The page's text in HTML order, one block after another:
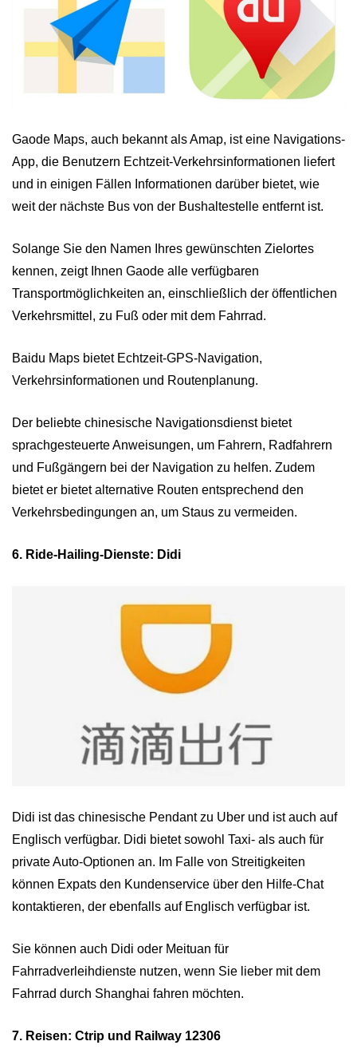
Gaode Maps, auch bekannt als Amap, ist eine Navigations-
App, die Benutzern Echtzeit-Verkehrsinformationen liefert
und in einigen Fällen Informationen darüber bietet, wie
weit der nächste Bus von der Bushaltestelle entfernt ist.
Solange Sie den Namen Ihres gewünschten Zielortes
kennen, zeigt Ihnen Gaode alle verfügbaren
Transportmöglichkeiten an, einschließlich der öffentlichen
Verkehrsmittel, zu Fuß oder mit dem Fahrrad.
Baidu Maps bietet Echtzeit-GPS-Navigation,
Verkehrsinformationen und Routenplanung.
Der beliebte chinesische Navigationsdienst bietet
sprachgesteuerte Anweisungen, um Fahrern, Radfahrern
und Fußgängern bei der Navigation zu helfen. Zudem
bietet er bietet alternative Routen entsprechend den
Verkehrsbedingungen an, um Staus zu vermeiden.
6. Ride-Hailing-Dienste: Didi
Didi ist das chinesische Pendant zu Uber und ist auch auf
Englisch verfügbar. Didi bietet sowohl Taxi- als auch für
private Auto-Optionen an. Im Falle von Streitigkeiten
können Expats den Kundenservice über den Hilfe-Chat
kontaktieren, der ebenfalls auf Englisch verfügbar ist.
Sie können auch Didi oder Meituan für
Fahrradverleihdienste nutzen, wenn Sie lieber mit dem
Fahrrad durch Shanghai fahren möchten.
7. Reisen: Ctrip und Railway 12306